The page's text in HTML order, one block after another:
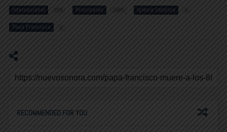
Internacional 258 Principales 1485 Iglesia Católica 1
Papa Francisco 2
RECOMMENDED FOR YOU